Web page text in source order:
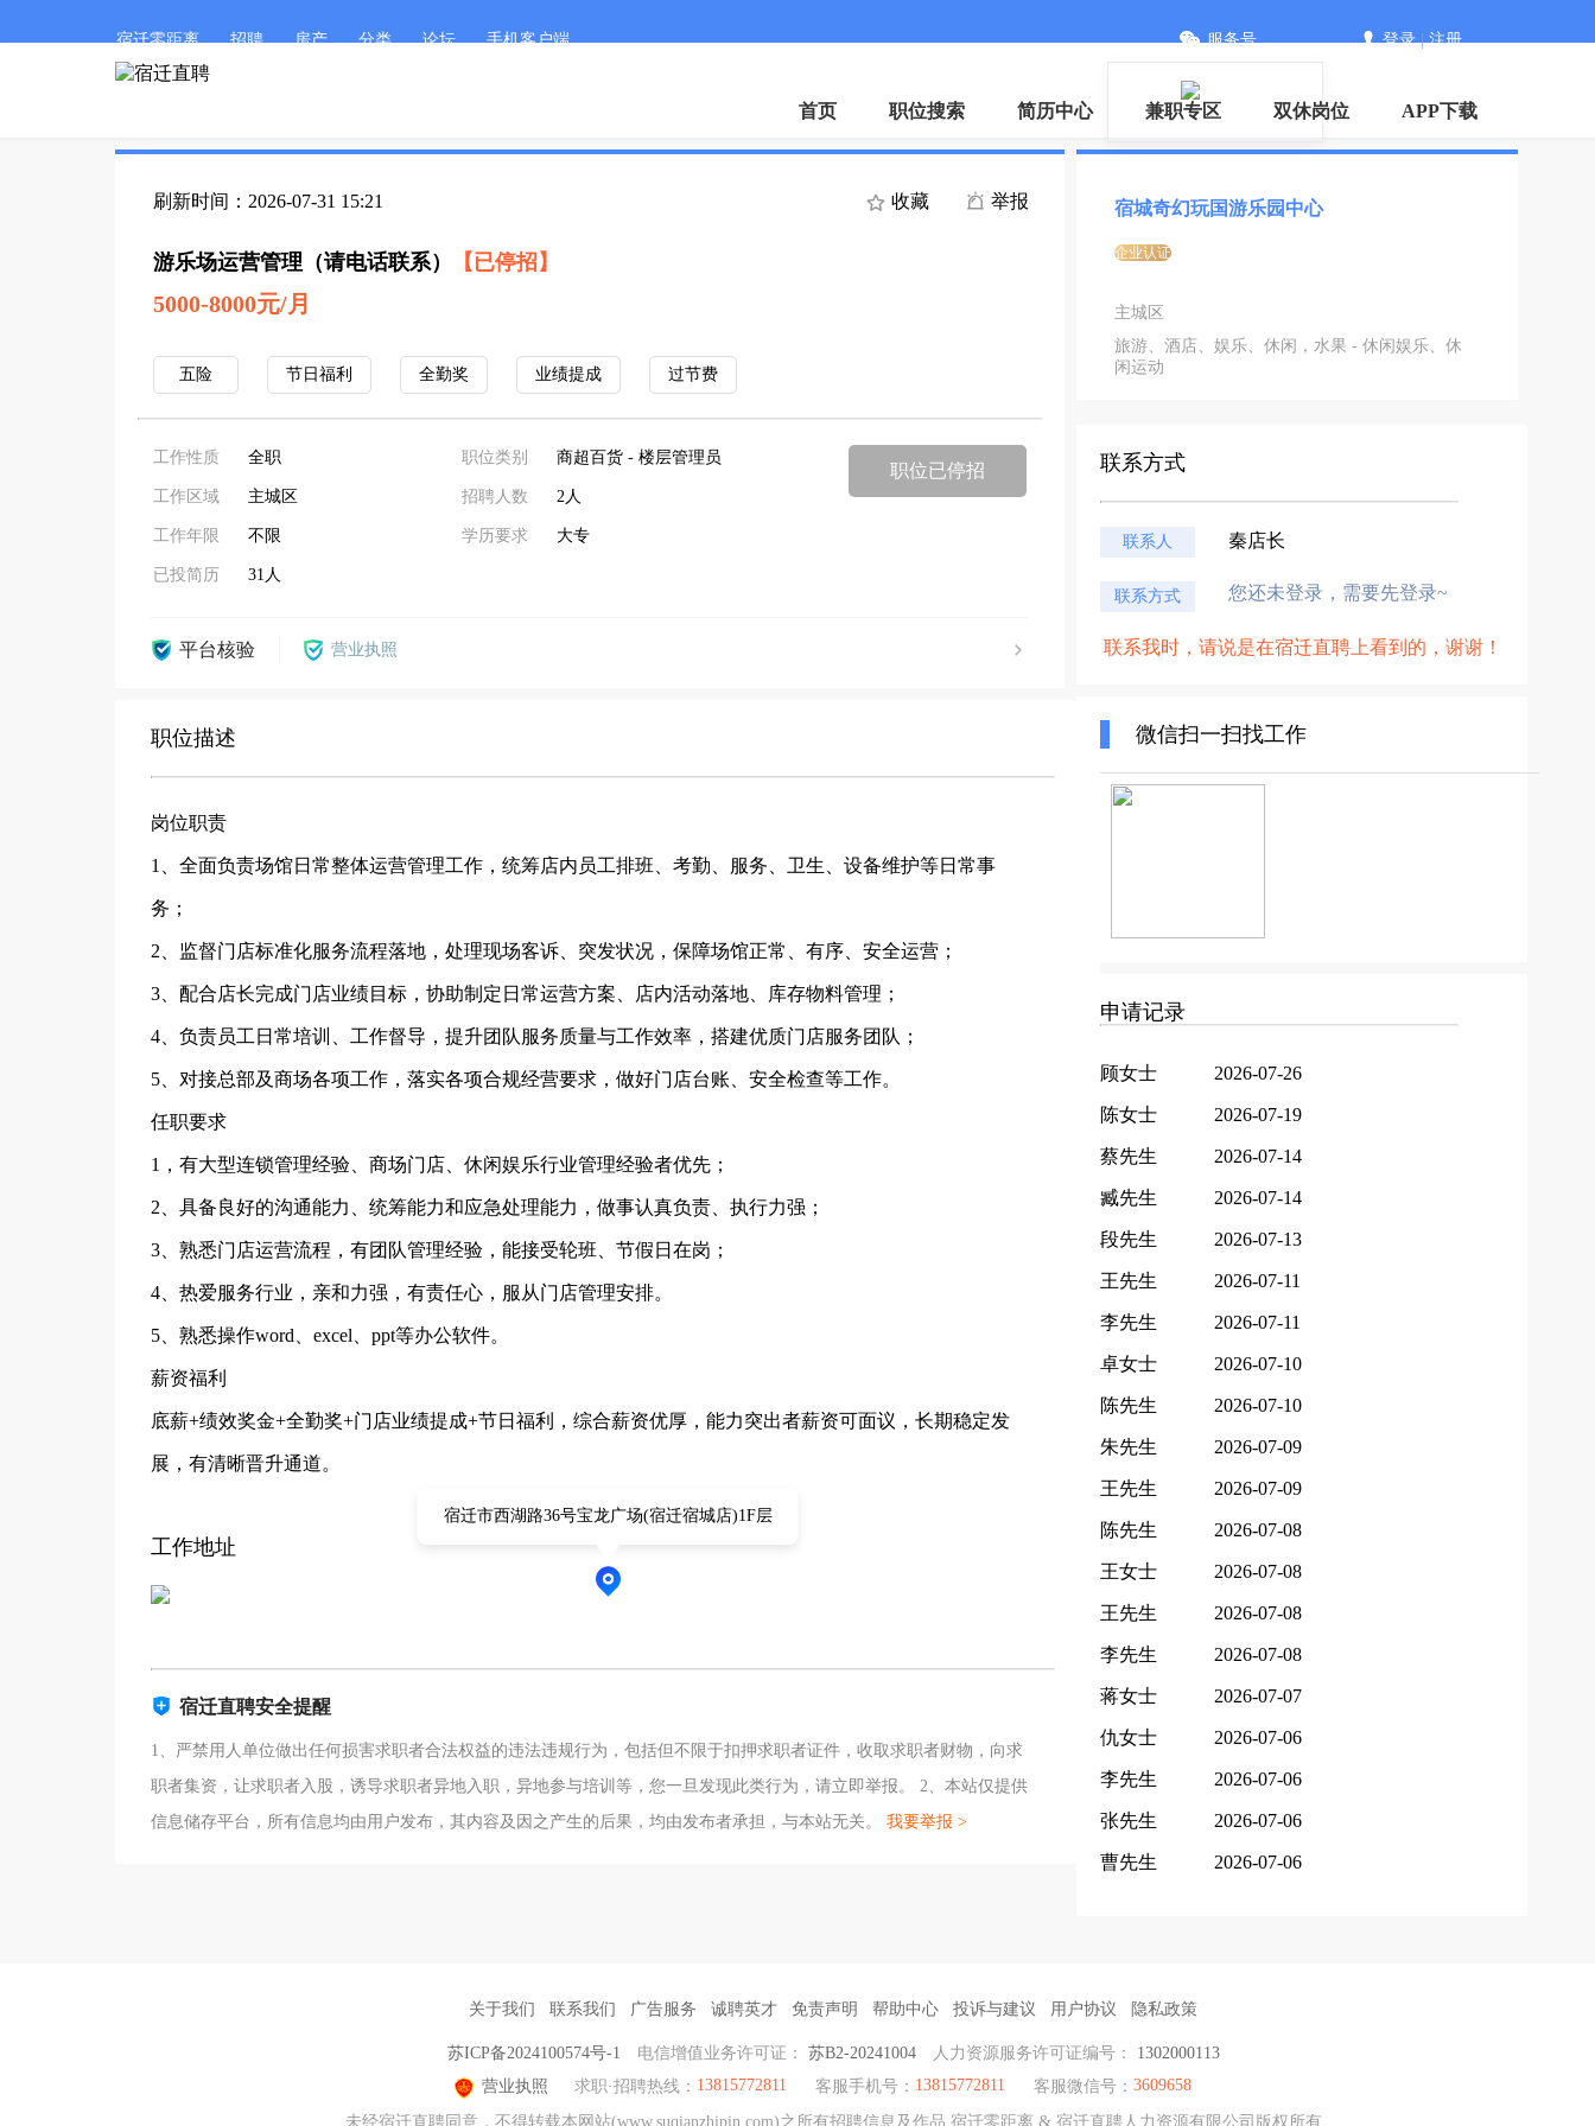
宿迁零距离 招聘 房产 分类 论坛 手机客户端 服务号 登录|注册
首页 职位搜索 简历中心 兼职专区 双休岗位 APP下载
刷新时间：2026-07-31 15:21 收藏 举报
游乐场运营管理（请电话联系） 【已停招】
5000-8000元/月
五险 节日福利 全勤奖 业绩提成 过节费
工作性质 全职
工作区域 主城区
工作年限 不限
已投简历 31人
职位类别 商超百货 - 楼层管理员
招聘人数 2人
学历要求 大专
职位已停招
平台核验 营业执照
职位描述
岗位职责
1、全面负责场馆日常整体运营管理工作，统筹店内员工排班、考勤、服务、卫生、设备维护等日常事
务；
2、监督门店标准化服务流程落地，处理现场客诉、突发状况，保障场馆正常、有序、安全运营；
3、配合店长完成门店业绩目标，协助制定日常运营方案、店内活动落地、库存物料管理；
4、负责员工日常培训、工作督导，提升团队服务质量与工作效率，搭建优质门店服务团队；
5、对接总部及商场各项工作，落实各项合规经营要求，做好门店台账、安全检查等工作。
任职要求
1，有大型连锁管理经验、商场门店、休闲娱乐行业管理经验者优先；
2、具备良好的沟通能力、统筹能力和应急处理能力，做事认真负责、执行力强；
3、熟悉门店运营流程，有团队管理经验，能接受轮班、节假日在岗；
4、热爱服务行业，亲和力强，有责任心，服从门店管理安排。
5、熟悉操作word、excel、ppt等办公软件。
薪资福利
底薪+绩效奖金+全勤奖+门店业绩提成+节日福利，综合薪资优厚，能力突出者薪资可面议，长期稳定发
展，有清晰晋升通道。
工作地址
宿迁市西湖路36号宝龙广场(宿迁宿城店)1F层
宿迁直聘安全提醒
1、严禁用人单位做出任何损害求职者合法权益的违法违规行为，包括但不限于扣押求职者证件，收取求职者财物，向求
职者集资，让求职者入股，诱导求职者异地入职，异地参与培训等，您一旦发现此类行为，请立即举报。 2、本站仅提供
信息储存平台，所有信息均由用户发布，其内容及因之产生的后果，均由发布者承担，与本站无关。 我要举报 >
宿城奇幻玩国游乐园中心
企业认证
主城区
旅游、酒店、娱乐、休闲，水果 - 休闲娱乐、休
闲运动
联系方式
联系人 秦店长
联系方式 您还未登录，需要先登录~
联系我时，请说是在宿迁直聘上看到的，谢谢！
微信扫一扫找工作
申请记录
顾女士 2026-07-26
陈女士 2026-07-19
蔡先生 2026-07-14
臧先生 2026-07-14
段先生 2026-07-13
王先生 2026-07-11
李先生 2026-07-11
卓女士 2026-07-10
陈先生 2026-07-10
朱先生 2026-07-09
王先生 2026-07-09
陈先生 2026-07-08
王女士 2026-07-08
王先生 2026-07-08
李先生 2026-07-08
蒋女士 2026-07-07
仇女士 2026-07-06
李先生 2026-07-06
张先生 2026-07-06
曹先生 2026-07-06
关于我们 联系我们 广告服务 诚聘英才 免责声明 帮助中心 投诉与建议 用户协议 隐私政策
苏ICP备2024100574号-1 电信增值业务许可证： 苏B2-20241004 人力资源服务许可证编号： 1302000113
营业执照
求职·招聘热线： 13815772811 客服手机号： 13815772811 客服微信号： 3609658
未经宿迁直聘同意，不得转载本网站(www.suqianzhipin.com)之所有招聘信息及作品 宿迁零距离 & 宿迁直聘人力资源有限公司版权所有